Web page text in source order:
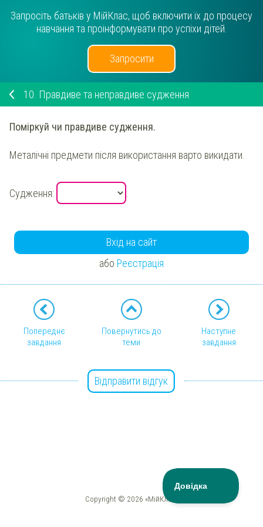
Запросіть батьків у МійКлас, щоб включити їх до процесу
навчання та проінформувати про успіхи дітей.
Запросити
10. Правдиве та неправдиве судження
Поміркуй чи правдиве судження.
Металічні предмети після використання варто викидати.
Судження:
Вхід на сайт
або Реєстрація
Попереднє
завдання
Повернутись до
теми
Наступне
завдання
Відправити відгук
Copyright © 2026 «МійКлас»